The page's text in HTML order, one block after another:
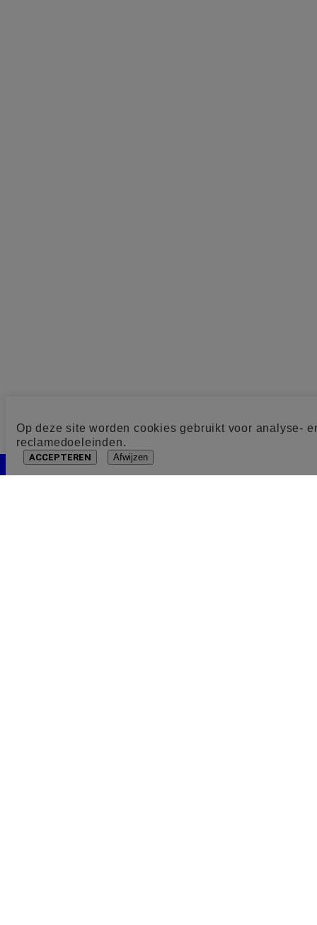
Op deze site worden cookies gebruikt voor analyse-
reclamedoeleinden.
ACCEPTEREN Afwijzen
Cookie toestemming